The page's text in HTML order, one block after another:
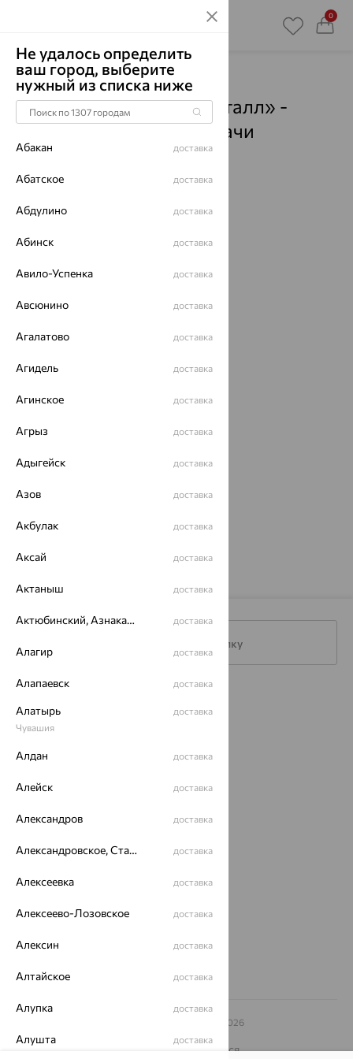
0
Главная Магазины
Ювелирный дом «Кристалл» -
Анапская- Пункты выдачи
Смотреть все города
ул. Мира, 77А
График работы: Пн-Вс 10:00-20:00
Подписаться на рассылку
Акции
Магазины
Покупателям
О нас
Магазины и доставка
еще 3
8 (800) 250-02-30
– 2026
Архив акций
На информационном ресурсе применяются
Не удалось определить
ваш город, выберите
нужный из списка ниже
Абакан доставка
Абатское доставка
Абдулино доставка
Абинск доставка
Авило-Успенка доставка
Авсюнино доставка
Агалатово доставка
Агидель доставка
Агинское доставка
Агрыз доставка
Адыгейск доставка
Азов доставка
Акбулак доставка
Аксай доставка
Актаныш доставка
Актюбинский, Азнакаевский район доставка
Алагир доставка
Алапаевск доставка
Алатырь
Чувашия
доставка
Алдан доставка
Алейск доставка
Александров доставка
Александровское, Ставропольский край доставка
Алексеевка доставка
Алексеево-Лозовское доставка
Алексин доставка
Алтайское доставка
Алупка доставка
Алушта доставка